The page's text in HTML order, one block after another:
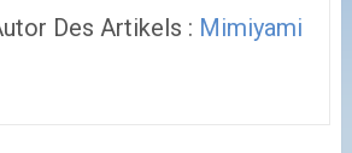
Des Artikels : Mimiyami